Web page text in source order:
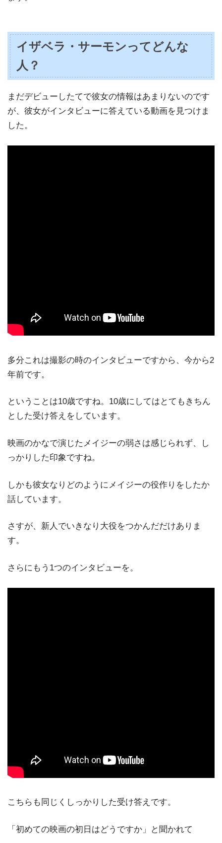
イザベラ・サーモンってどんな
人？
まだデビューしたてで彼女の情報はあまりないのです
が、彼女がインタビューに答えている動画を見つけま
した。
多分これは撮影の時のインタビューですから、今から2
年前です。
ということは10歳ですね。10歳にしてはとてもきちん
とした受け答えをしています。
映画のかなで演じたメイジーの弱さは感じられず、し
っかりした印象ですね。
しかも彼女なりどのようにメイジーの役作りをしたか
話しています。
さすが、新人でいきなり大役をつかんだだけありま
す。
さらにもう1つのインタビューを。
こちらも同じくしっかりした受け答えです。
「初めての映画の初日はどうですか」と聞かれて